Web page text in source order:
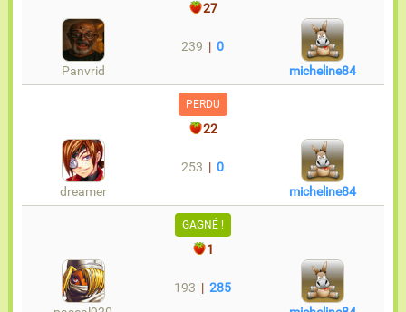
27
Panvrid
239 |0
micheline84
PERDU
22
dreamer
253 |0
micheline84
GAGNÉ !
1
193 |285